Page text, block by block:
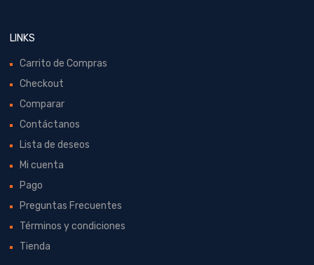
LINKS
Carrito de Compras
Checkout
Comparar
Contáctanos
Lista de deseos
Mi cuenta
Pago
Preguntas Frecuentes
Términos y condiciones
Tienda